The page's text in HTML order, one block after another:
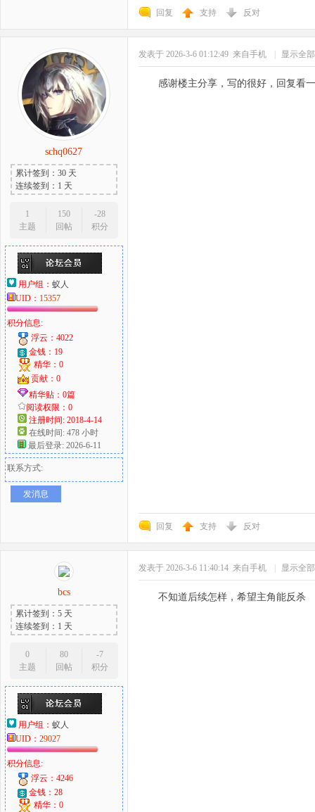
回复 支持 反对
schq0627
累计签到：30 天
连续签到：1 天
1
主题
150
回帖
-28
积分
用户组： 蚁人
UID： 15357
积分信息:
浮云：4022
金钱：19
精华：0
贡献：0
精华贴：0篇
阅读权限：0
注册时间: 2018-4-14
在线时间: 478 小时
最后登录: 2026-6-11
联系方式:
发消息
发表于 2026-3-6 01:12:49 来自手机 显示全
感谢楼主分享，写的很好，回复看
回复 支持 反对
bcs
累计签到：5 天
连续签到：1 天
0
主题
80
回帖
-7
积分
用户组： 蚁人
UID： 29027
积分信息:
浮云：4246
金钱：28
精华：0
发表于 2026-3-6 11:40:14 来自手机 显示全
不知道后续怎样，希望主角能反杀